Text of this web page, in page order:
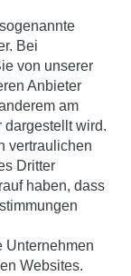
Bei
von unserer
Anbieter
am
dargestellt wird.
vertraulichen
Dritter
haben, dass
Unternehmen
Websites.